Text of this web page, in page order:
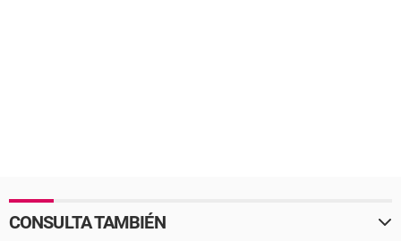
CONSULTA TAMBIÉN